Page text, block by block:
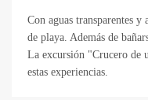
Con aguas transparentes y
de playa. Además de
La excursión "Crucero de
estas experiencias.